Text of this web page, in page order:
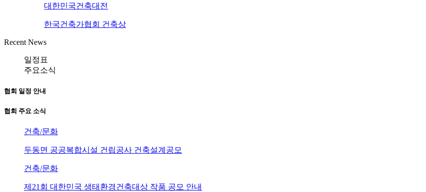
대한민국건축대전
한국건축가협회 건축상
Recent News
일정표
주요소식
협회 일정 안내
협회 주요 소식
건축/문화
두동면 공공복합시설 건립공사 건축설계공모
건축/문화
제21회 대한민국 생태환경건축대상 작품 공모 안내